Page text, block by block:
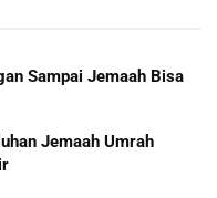
Sampai Jemaah Bisa
Jemaah Umrah